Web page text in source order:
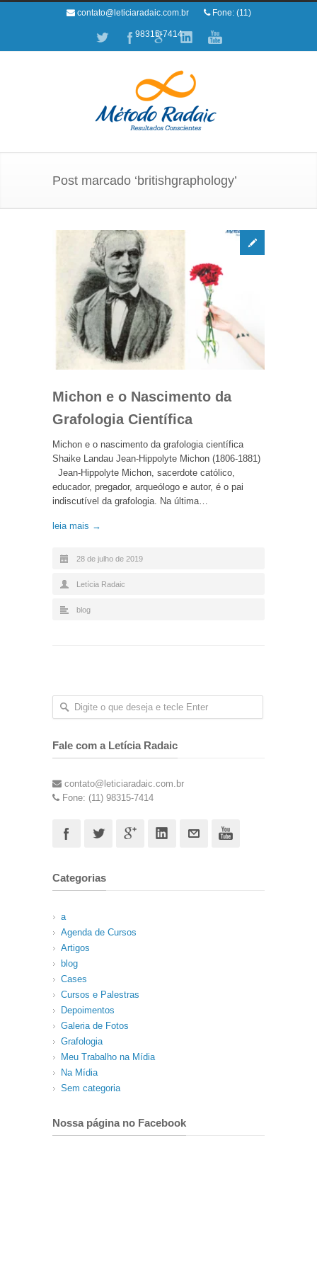
contato@leticiaradaic.com.br Fone: (11)
98315-7414
Post marcado ‘britishgraphology’
Michon e o Nascimento da
Grafologia Científica
Michon e o nascimento da grafologia científica
Shaike Landau Jean-Hippolyte Michon (1806-1881)
Jean-Hippolyte Michon, sacerdote católico,
educador, pregador, arqueólogo e autor, é o pai
indiscutível da grafologia. Na última…
leia mais →
28 de julho de 2019
Letícia Radaic
blog
Fale com a Letícia Radaic
contato@leticiaradaic.com.br
Fone: (11) 98315-7414
Categorias
a
Agenda de Cursos
Artigos
blog
Cases
Cursos e Palestras
Depoimentos
Galeria de Fotos
Grafologia
Meu Trabalho na Mídia
Na Mídia
Sem categoria
Nossa página no Facebook